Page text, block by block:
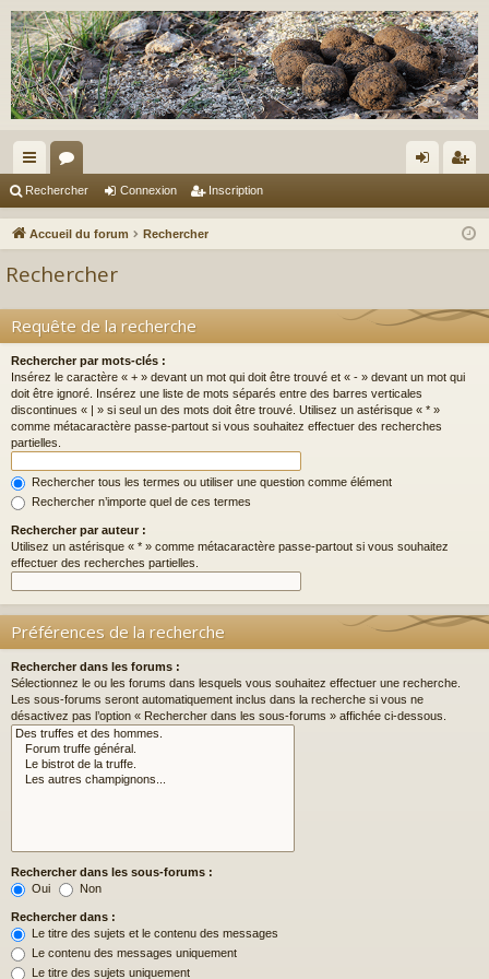
ac
co
s
or
u ne cri
Rechercher Connexion Inscription
Accueil du forum Rechercher
Rechercher
Requête de la recherche
Rechercher par mots-clés :
Insérez le caractère « + » devant un mot qui doit être trouvé et « - » devant un mot qui
doit être ignoré. Insérez une liste de mots séparés entre des barres verticales
discontinues « | » si seul un des mots doit être trouvé. Utilisez un astérisque « * »
comme métacaractère passe-partout si vous souhaitez effectuer des recherches
partielles.
Rechercher tous les termes ou utiliser une question comme élément
Rechercher n’importe quel de ces termes
Rechercher par auteur :
Utilisez un astérisque « * » comme métacaractère passe-partout si vous souhaitez
effectuer des recherches partielles.
Préférences de la recherche
Rechercher dans les forums :
Sélectionnez le ou les forums dans lesquels vous souhaitez effectuer une recherche.
Les sous-forums seront automatiquement inclus dans la recherche si vous ne
désactivez pas l’option « Rechercher dans les sous-forums » affichée ci-dessous.
Rechercher dans les sous-forums :
Oui
Non
Rechercher dans :
Le titre des sujets et le contenu des messages
Le contenu des messages uniquement
Le titre des sujets uniquement